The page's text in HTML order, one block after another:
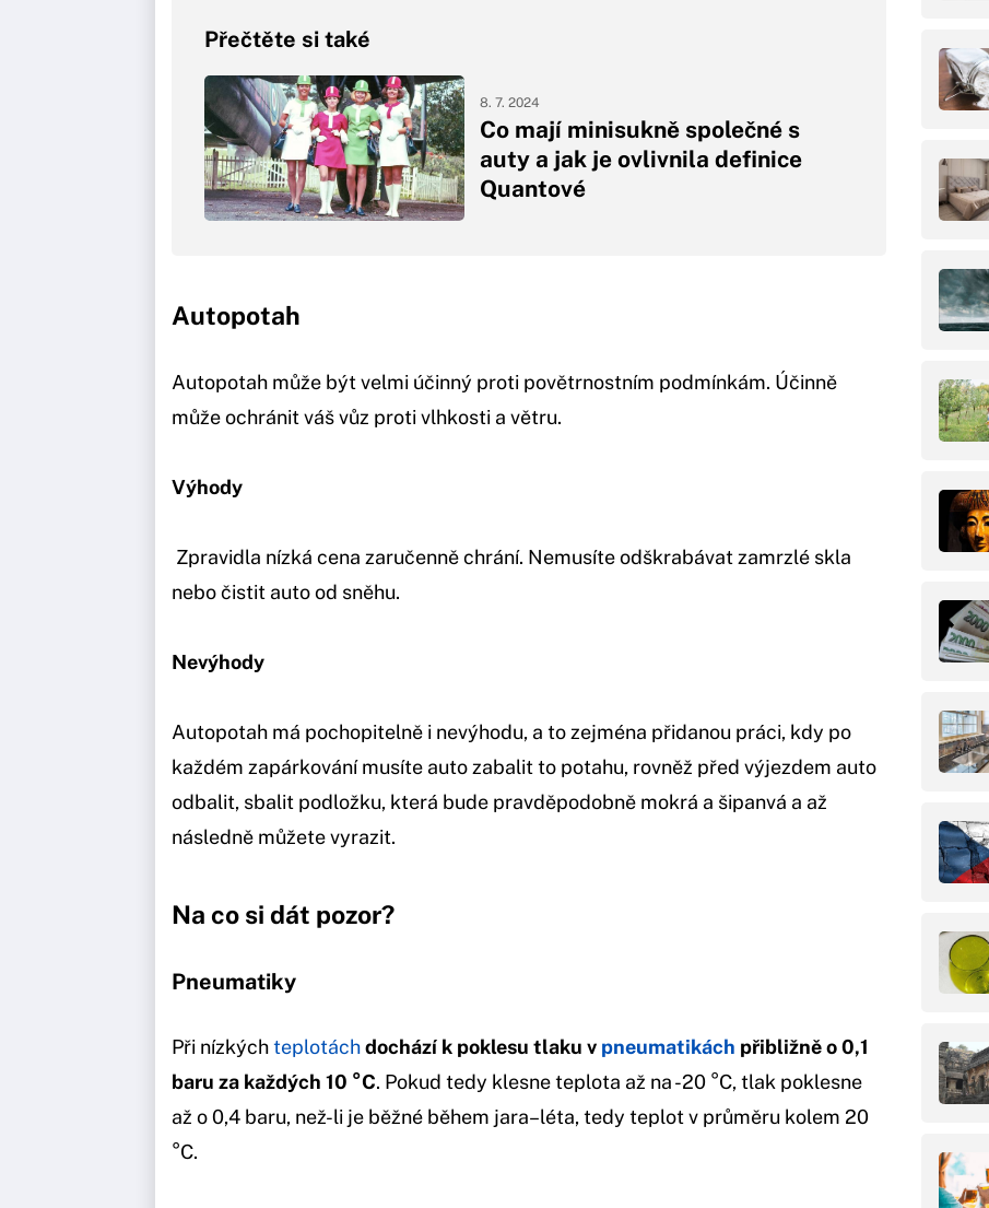
Přečtěte si také
Co mají minisukně společné s
auty a jak je ovlivnila definice
Quantové
8. 7. 2024
Autopotah
Autopotah může být velmi účinný proti povětrnostním podmínkám. Účinně
může ochránit váš vůz proti vlhkosti a větru.
Výhody
Zpravidla nízká cena zaručenně chrání. Nemusíte odškrabávat zamrzlé skla
nebo čistit auto od sněhu.
Nevýhody
Autopotah má pochopitelně i nevýhodu, a to zejména přidanou práci, kdy po
každém zapárkování musíte auto zabalit to potahu, rovněž před výjezdem auto
odbalit, sbalit podložku, která bude pravděpodobně mokrá a šipanvá a až
následně můžete vyrazit.
Na co si dát pozor?
Pneumatiky
Při nízkýchteplotáchdochází k poklesu tlaku v pneumatikách přibližně o 0,1
baru za každých 10 °C. Pokud tedy klesne teplota až na -20 °C, tlak poklesne
až o 0,4 baru, než-li je běžné během jara–léta, tedy teplot v průměru kolem 20
°C.